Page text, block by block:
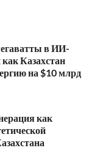
в ИИ-
Казахстан
на $10 млрд
как